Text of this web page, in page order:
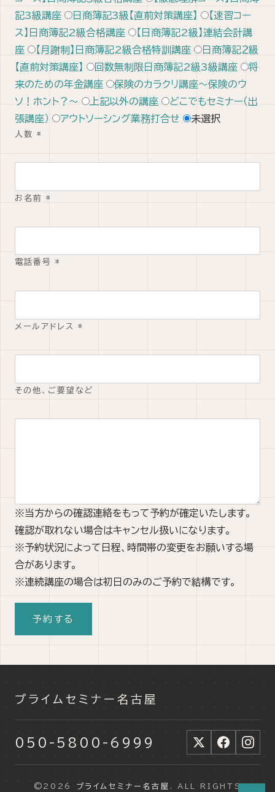
記3級講座
日商簿記3級【直前対策講座】
【速習コー
ス】日商簿記2級合格講座
【日商簿記2級】連結会計講
座
【月謝制】日商簿記2級合格特訓講座
日商簿記２級
【直前対策講座】
回数無制限日商簿記2級3級講座
将
来のための年金講座
保険のカラクリ講座～保険のウ
ソ！ホント？～
上記以外の講座
どこでもセミナー（出
張講座）
アウトソーシング業務打合せ 未選択
人数 *
お名前 *
電話番号 *
メールアドレス *
その他、ご要望など
※当方からの確認連絡をもって予約が確定いたします。
確認が取れない場合はキャンセル扱いになります。
※予約状況によって日程、時間帯の変更をお願いする場
合があります。
※連続講座の場合は初日のみのご予約で結構です。
プライムセミナー名古屋
050-5800-6999
©2026 プライムセミナー名古屋 . ALL RIGHTS